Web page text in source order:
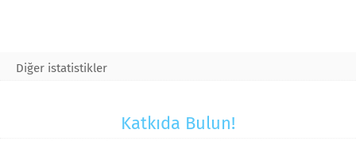
Diğer istatistikler
Katkıda Bulun!